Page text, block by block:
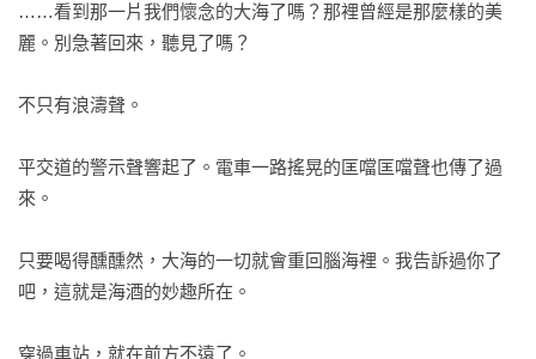
……看到那一片我們懷念的大海了嗎？那裡曾經是那麼樣的美
麗。別急著回來，聽見了嗎？
不只有浪濤聲。
平交道的警示聲響起了。電車一路搖晃的匡噹匡噹聲也傳了過
來。
只要喝得醺醺然，大海的一切就會重回腦海裡。我告訴過你了
吧，這就是海酒的妙趣所在。
穿過車站，就在前方不遠了。